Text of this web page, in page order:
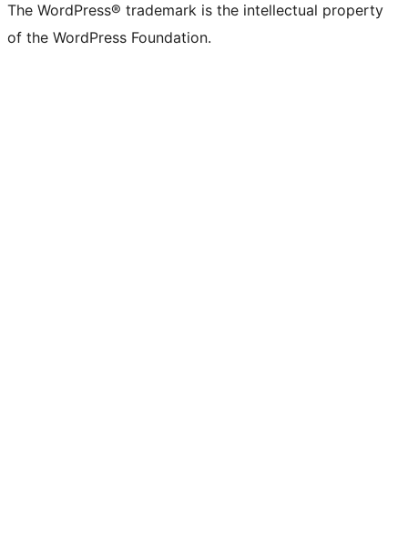
The WordPress® trademark is the intellectual property
of the WordPress Foundation.